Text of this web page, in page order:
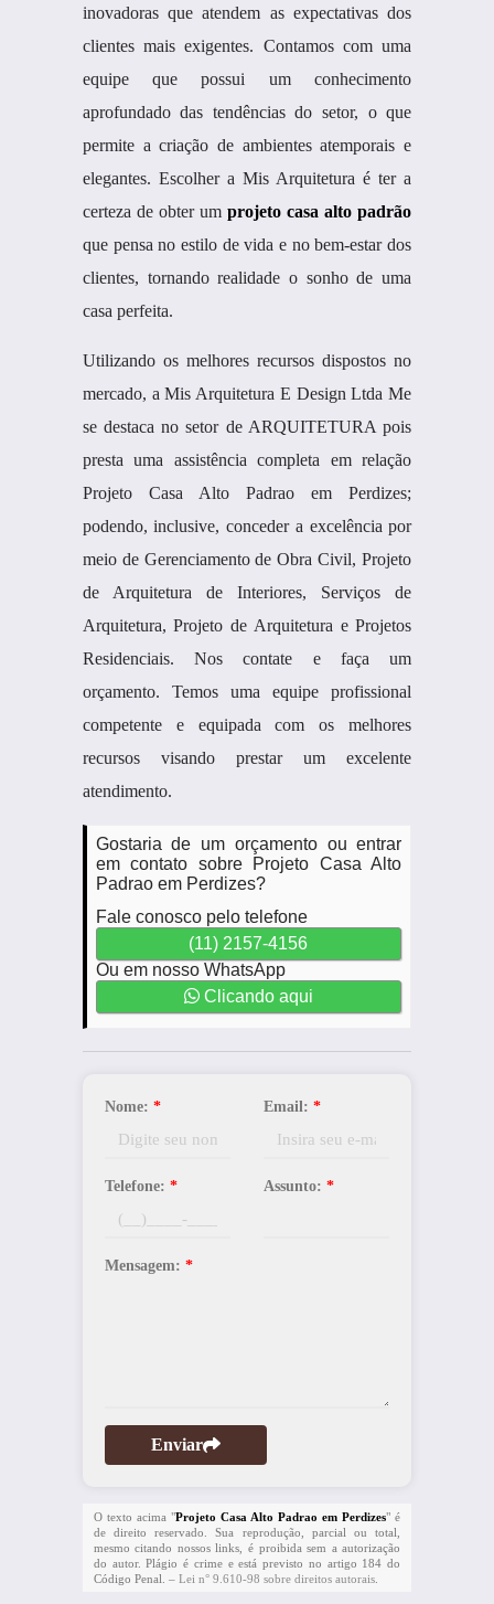
inovadoras que atendem as expectativas dos
clientes mais exigentes. Contamos com uma
equipe que possui um conhecimento
aprofundado das tendências do setor, o que
permite a criação de ambientes atemporais e
elegantes. Escolher a Mis Arquitetura é ter a
certeza de obter umprojeto casa alto padrão
que pensa no estilo de vida e no bem-estar dos
clientes, tornando realidade o sonho de uma
casa perfeita.
Utilizando os melhores recursos dispostos no
mercado, a Mis Arquitetura E Design Ltda Me
se destaca no setor de ARQUITETURA pois
presta uma assistência completa em relação
Projeto Casa Alto Padrao em Perdizes;
podendo, inclusive, conceder a excelência por
meio de Gerenciamento de Obra Civil, Projeto
de Arquitetura de Interiores, Serviços de
Arquitetura, Projeto de Arquitetura e Projetos
Residenciais. Nos contate e faça um
orçamento. Temos uma equipe profissional
competente e equipada com os melhores
recursos visando prestar um excelente
atendimento.
Gostaria de um orçamento ou entrar
em contato sobre Projeto Casa Alto
Padrao em Perdizes?
Fale conosco pelo telefone
(11) 2157-4156
Ou em nosso WhatsApp
Clicando aqui
Nome: * Email: *
Telefone: * Assunto: *
Mensagem: *
Enviar
O texto acima "Projeto Casa Alto Padrao em Perdizes" é
de direito reservado. Sua reprodução, parcial ou total,
mesmo citando nossos links, é proibida sem a autorização
do autor. Plágio é crime e está previsto no artigo 184 do
Código Penal. – Lei n° 9.610-98 sobre direitos autorais.